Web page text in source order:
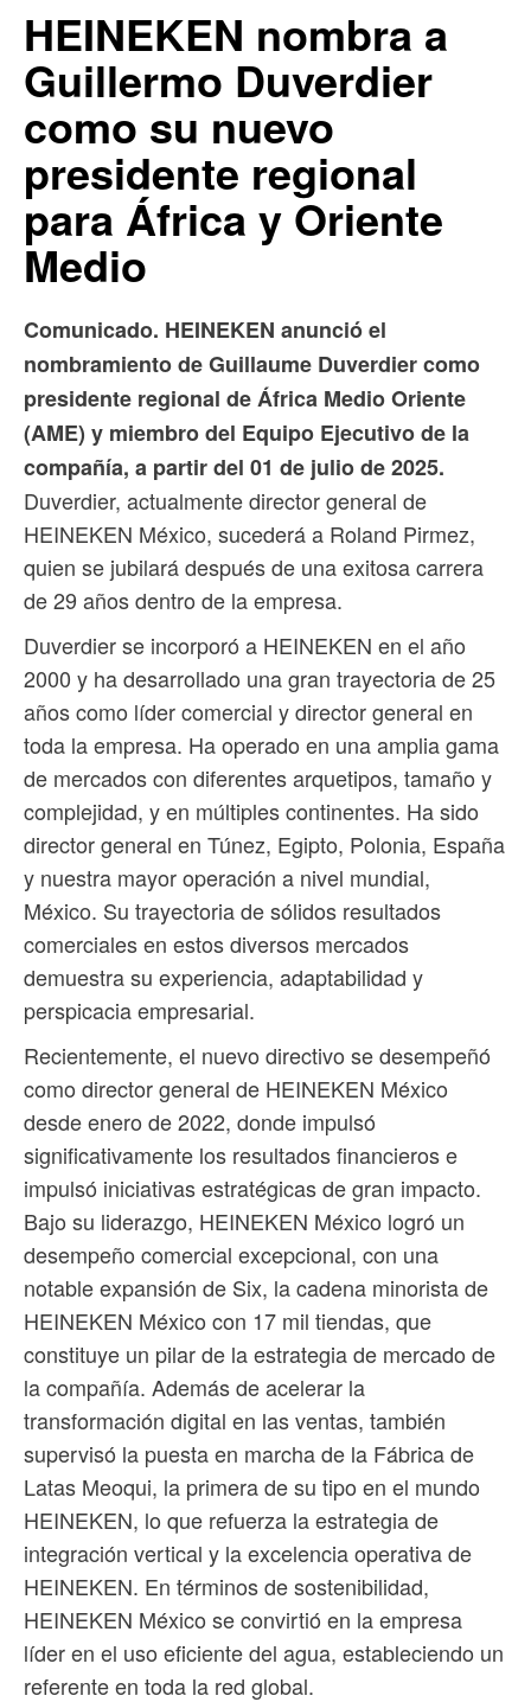
HEINEKEN nombra a
Guillermo Duverdier
como su nuevo
presidente regional
para África y Oriente
Medio
Comunicado. HEINEKEN anunció el
nombramiento de Guillaume Duverdier como
presidente regional de África Medio Oriente
(AME) y miembro del Equipo Ejecutivo de la
compañía, a partir del 01 de julio de 2025.
Duverdier, actualmente director general de
HEINEKEN México, sucederá a Roland Pirmez,
quien se jubilará después de una exitosa carrera
de 29 años dentro de la empresa.
Duverdier se incorporó a HEINEKEN en el año
2000 y ha desarrollado una gran trayectoria de 25
años como líder comercial y director general en
toda la empresa. Ha operado en una amplia gama
de mercados con diferentes arquetipos, tamaño y
complejidad, y en múltiples continentes. Ha sido
director general en Túnez, Egipto, Polonia, España
y nuestra mayor operación a nivel mundial,
México. Su trayectoria de sólidos resultados
comerciales en estos diversos mercados
demuestra su experiencia, adaptabilidad y
perspicacia empresarial.
Recientemente, el nuevo directivo se desempeñó
como director general de HEINEKEN México
desde enero de 2022, donde impulsó
significativamente los resultados financieros e
impulsó iniciativas estratégicas de gran impacto.
Bajo su liderazgo, HEINEKEN México logró un
desempeño comercial excepcional, con una
notable expansión de Six, la cadena minorista de
HEINEKEN México con 17 mil tiendas, que
constituye un pilar de la estrategia de mercado de
la compañía. Además de acelerar la
transformación digital en las ventas, también
supervisó la puesta en marcha de la Fábrica de
Latas Meoqui, la primera de su tipo en el mundo
HEINEKEN, lo que refuerza la estrategia de
integración vertical y la excelencia operativa de
HEINEKEN. En términos de sostenibilidad,
HEINEKEN México se convirtió en la empresa
líder en el uso eficiente del agua, estableciendo un
referente en toda la red global.